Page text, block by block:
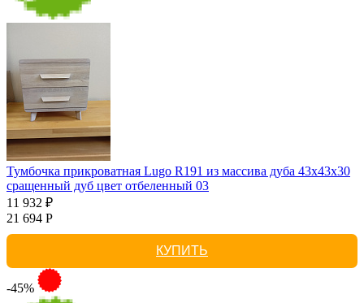
Тумбочка прикроватная Lugo R191 из массива дуба 43х43х30
сращенный дуб цвет отбеленный 03
11 932 ₽
21 694 Р
КУПИТЬ
-45%